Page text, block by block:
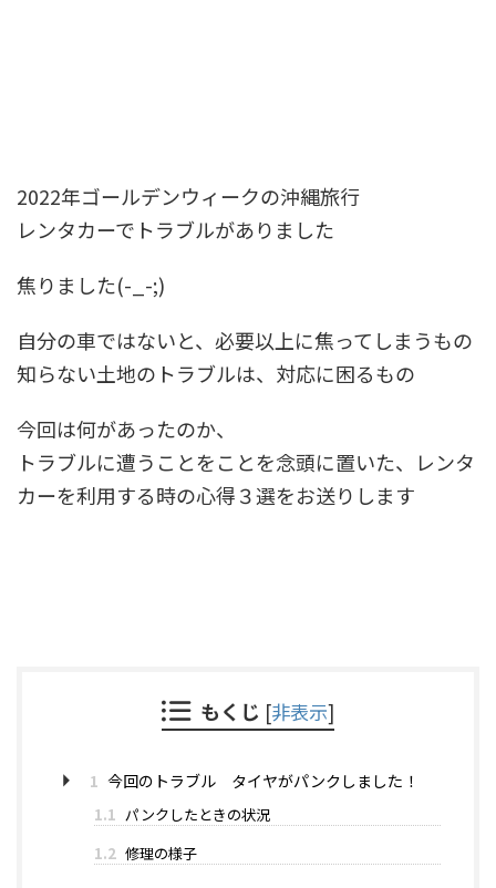
2022年ゴールデンウィークの沖縄旅行
レンタカーでトラブルがありました
焦りました(-_-;)
自分の車ではないと、必要以上に焦ってしまうもの
知らない土地のトラブルは、対応に困るもの
今回は何があったのか、
トラブルに遭うことをことを念頭に置いた、レンタ
カーを利用する時の心得３選をお送りします
もくじ [非表示]
1 今回のトラブル タイヤがパンクしました！
1.1 パンクしたときの状況
1.2 修理の様子